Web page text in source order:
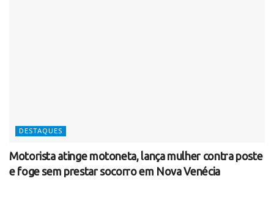
DESTAQUES
Motorista atinge motoneta, lança mulher contra poste
e foge sem prestar socorro em Nova Venécia